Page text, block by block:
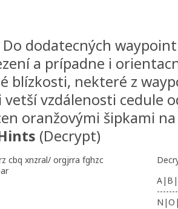
Do dodatecných
a prípadne i
blízkosti, nekteré z
vzdálenosti cedule
oranžovými šipkami
(Decrypt)
cbq xnzral/ orgjrra fghzc